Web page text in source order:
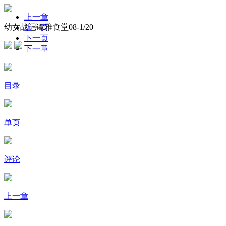
幼女战记谭雅食堂08-1/20
上一章
上一页
下一页
下一章
目录
单页
评论
上一章